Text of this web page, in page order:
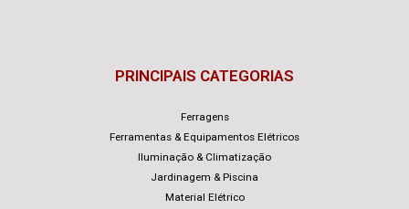
PRINCIPAIS CATEGORIAS
Ferragens
Ferramentas & Equipamentos Elétricos
Iluminação & Climatização
Jardinagem & Piscina
Material Elétrico